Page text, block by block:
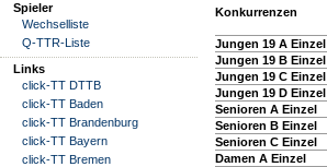
Spieler
Wechselliste
Q-TTR-Liste
Links
click-TT DTTB
click-TT Baden
click-TT Brandenburg
click-TT Bayern
click-TT Bremen
Konkurrenzen
Jungen 19 A Einzel
Jungen 19 B Einzel
Jungen 19 C Einzel
Jungen 19 D Einzel
Senioren A Einzel
Senioren B Einzel
Senioren C Einzel
Damen A Einzel